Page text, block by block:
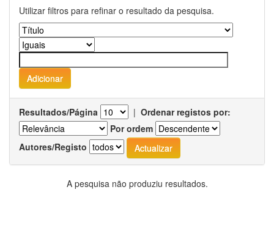
Utilizar filtros para refinar o resultado da pesquisa.
Resultados/Página | Ordenar registos por:
Por ordem
Autores/Registo
A pesquisa não produziu resultados.